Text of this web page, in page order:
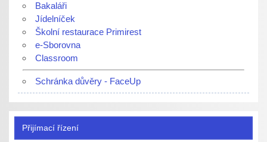
Bakaláři
Jídelníček
Školní restaurace Primirest
e-Sborovna
Classroom
Schránka důvěry - FaceUp
Přijímací řízení